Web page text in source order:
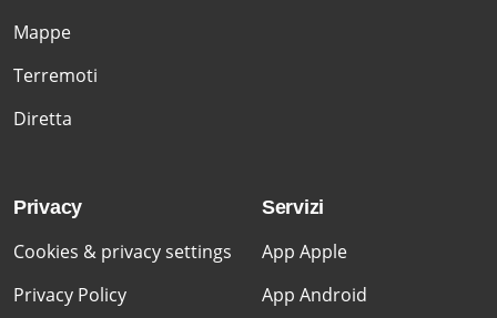
Mappe
Terremoti
Diretta
Privacy
Cookies & privacy settings
Privacy Policy
Servizi
App Apple
App Android